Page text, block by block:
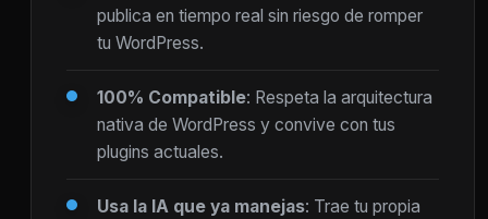
publica en tiempo real sin riesgo de romper
tu WordPress.
100% Compatible: Respeta la arquitectura
nativa de WordPress y convive con tus
plugins actuales.
Usa la IA que ya manejas: Trae tu propia